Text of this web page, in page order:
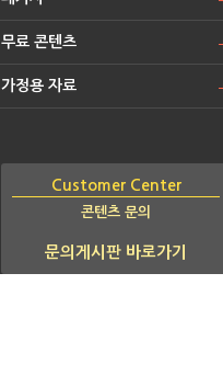
무료 콘텐츠
가정용 자료
Customer Center
콘텐츠 문의
문의게시판 바로가기